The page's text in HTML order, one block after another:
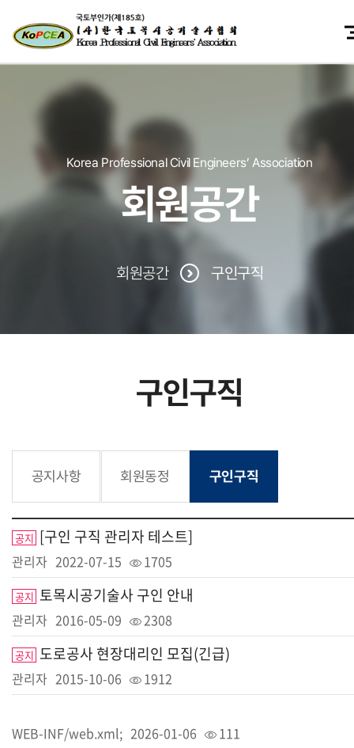
Korea Professional Civil Engineers’ Association
회원공간
회원공간 구인구직
구인구직
공지사항 회원동정 구인구직
공지 [구인 구직 관리자 테스트]
관리자 2022-07-15 1705
공지 토목시공기술사 구인 안내
관리자 2016-05-09 2308
공지 도로공사 현장대리인 모집(긴급)
관리자 2015-10-06 1912
WEB-INF/web.xml; 2026-01-06 111